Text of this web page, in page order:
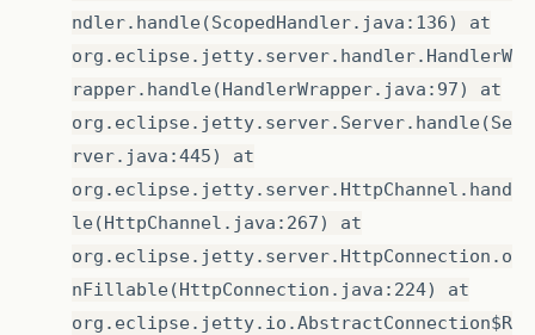
ndler.handle(ScopedHandler.java:136) at
org.eclipse.jetty.server.handler.HandlerW
rapper.handle(HandlerWrapper.java:97) at
org.eclipse.jetty.server.Server.handle(Se
rver.java:445) at
org.eclipse.jetty.server.HttpChannel.hand
le(HttpChannel.java:267) at
org.eclipse.jetty.server.HttpConnection.o
nFillable(HttpConnection.java:224) at
org.eclipse.jetty.io.AbstractConnection$R